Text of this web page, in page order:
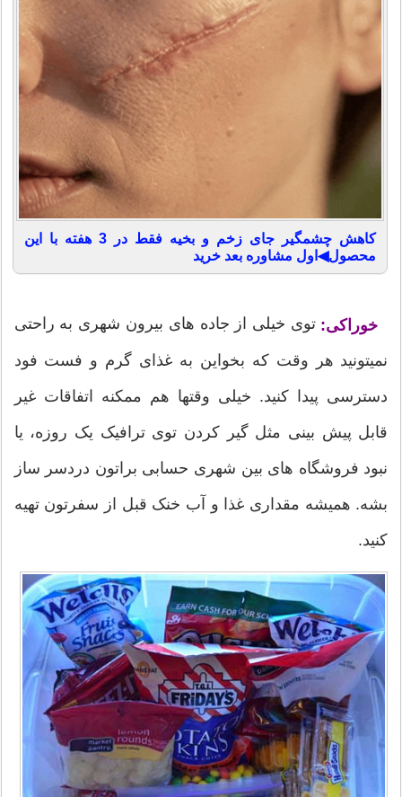
کاهش چشمگیر جای زخم و بخیه فقط در 3 هفته با این
محصول◀اول مشاوره بعد خرید
خوراکی: توی خیلی از جاده های بیرون شهری به راحتی
نمیتونید هر وقت که بخواین به غذای گرم و فست فود
دسترسی پیدا کنید. خیلی وقتها هم ممکنه اتفاقات غیر
قابل پیش بینی مثل گیر کردن توی ترافیک یک روزه، یا
نبود فروشگاه های بین شهری حسابی براتون دردسر ساز
بشه. همیشه مقداری غذا و آب خنک قبل از سفرتون تهیه
کنید.